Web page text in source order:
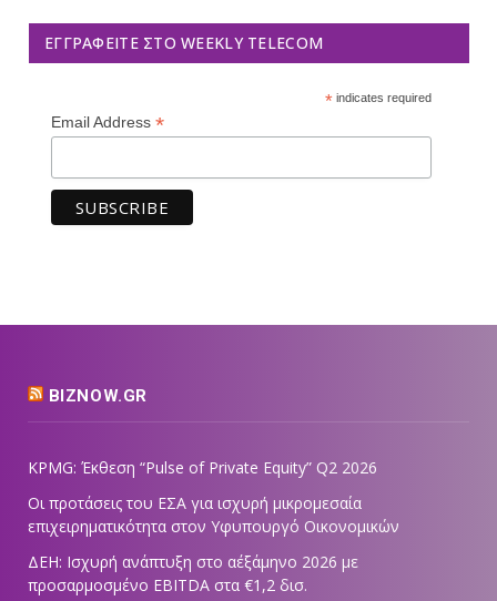
ΕΓΓΡΑΦΕΊΤΕ ΣΤΟ WEEKLY TELECOM
*indicates required
Email Address *
BIZNOW.GR
KPMG: Έκθεση “Pulse of Private Equity” Q2 2026
Οι προτάσεις του ΕΣΑ για ισχυρή μικρομεσαία
επιχειρηματικότητα στον Υφυπουργό Οικονομικών
ΔΕΗ: Ισχυρή ανάπτυξη στο α΄εξάμηνο 2026 με
προσαρμοσμένο EBITDA στα €1,2 δισ.